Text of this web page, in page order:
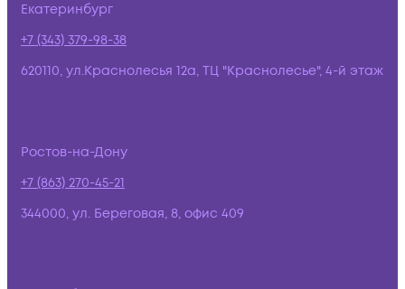
Екатеринбург
+7 (343) 379-98-38
620110, ул.Краснолесья 12а, ТЦ "Краснолесье", 4-й этаж
Ростов-на-Дону
+7 (863) 270-45-21
344000, ул. Береговая, 8, офис 409